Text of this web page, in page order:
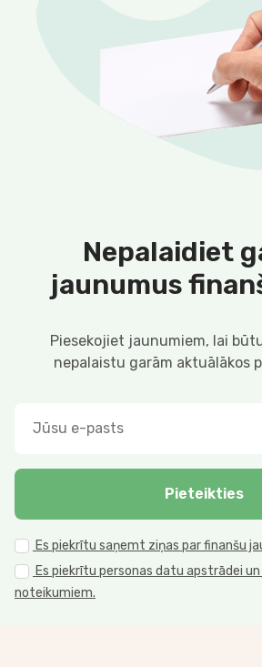
Nepalaidiet
jaunumus
Piesekojiet jaunumiem, lai
nepalaistu garām aktuālākos
Pieteikties
Es piekrītu saņemt ziņas par finanšu
Es piekrītu personas datu apstrādei
noteikumiem.